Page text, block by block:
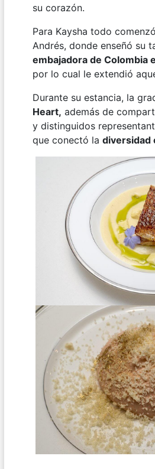
su corazón.
Para Kaysha todo
Andrés, donde enseñó su
embajadora de Colombia
por lo cual le extendió
Durante su estancia, la
Heart, además de
y distinguidos
que conectó la diversidad